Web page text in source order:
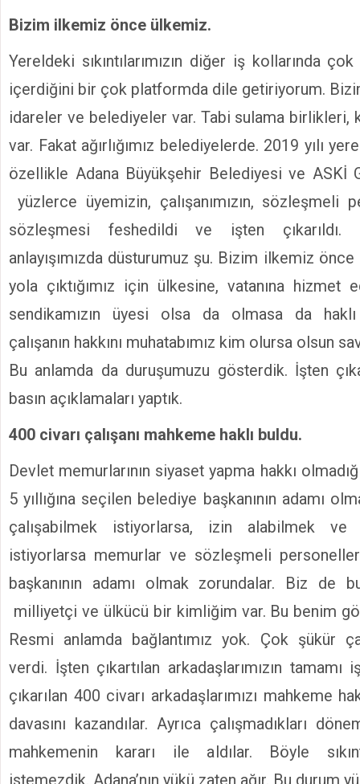
Bizim ilkemiz önce ülkemiz.
Yereldeki sıkıntılarımızın diğer iş kollarında
içerdiğini bir çok platformda dile getiriyorum.
idareler ve belediyeler var. Tabi sulama birlikleri,
var. Fakat ağırlığımız belediyelerde. 2019 yılı
özellikle Adana Büyükşehir Belediyesi ve ASKİ
yüzlerce üyemizin, çalışanımızın, sözleşmeli
sözleşmesi feshedildi ve işten çıkarıldı.
anlayışımızda düsturumuz şu. Bizim ilkemiz
yola çıktığımız için ülkesine, vatanına hizmet
sendikamızın üyesi olsa da olmasa da haklı
çalışanın hakkını muhatabımız kim olursa olsun
Bu anlamda da duruşumuzu gösterdik. İşten
basın açıklamaları yaptık.
400 civarı çalışanı mahkeme haklı buldu.
Devlet memurlarının siyaset yapma hakkı
5 yıllığına seçilen belediye başkanının adamı
çalışabilmek istiyorlarsa, izin alabilmek ve
istiyorlarsa memurlar ve sözleşmeli
başkanının adamı olmak zorundalar. Biz de
milliyetçi ve ülkücü bir kimliğim var. Bu benim
Resmi anlamda bağlantımız yok. Çok şükür
verdi. İşten çıkartılan arkadaşlarımızın tamamı
çıkarılan 400 civarı arkadaşlarımızı mahkeme
davasını kazandılar. Ayrıca çalışmadıkları
mahkemenin kararı ile aldılar. Böyle